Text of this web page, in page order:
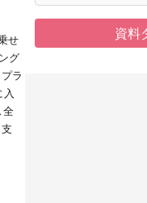
せ
グ
ラ
全